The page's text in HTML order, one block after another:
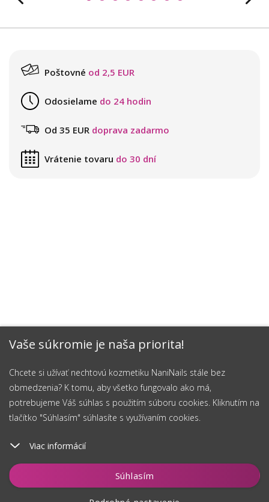
Vaše súkromie je naša priorita!
Chcete si užívať nechtovú kozmetiku NaniNails stále bez
obmedzenia? K tomu, aby všetko fungovalo ako má,
potrebujeme Váš súhlas s použitím súboru cookies. Kliknutím na
tlačítko "Súhlasím" súhlasíte s využívaním cookies.
Viac informácií
Súhlasím
Vložiť do košíka
Poštovné od 2,5 EUR
Odosielame do 24 hodin
Od 35 EUR doprava zadarmo
Vrátenie tovaru do 30 dní